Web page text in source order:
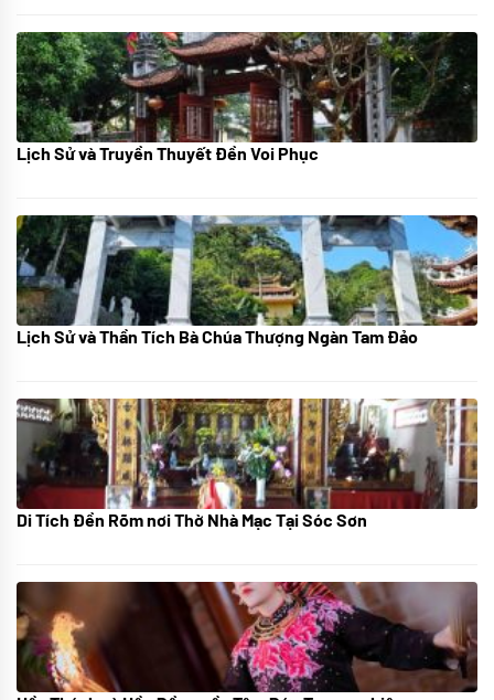
07/07/2024
Lịch Sử và Truyền Thuyết Đền Voi Phục
05/07/2024
Lịch Sử và Thần Tích Bà Chúa Thượng Ngàn Tam Đảo
05/07/2024
Di Tích Đền Rõm nơi Thờ Nhà Mạc Tại Sóc Sơn